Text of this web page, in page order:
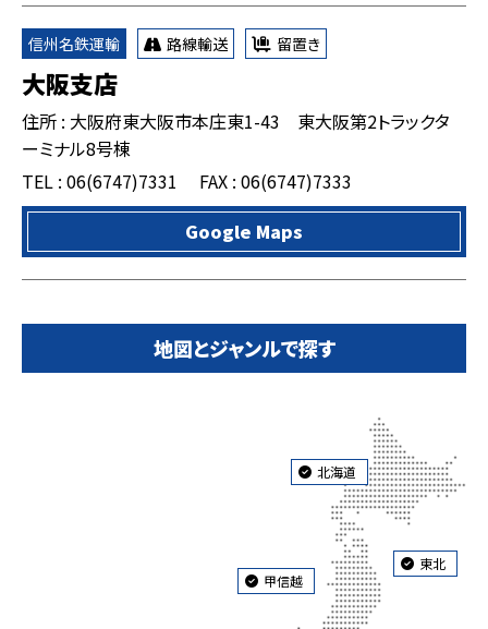
信州名鉄運輸 路線輸送 留置き
大阪支店
住所 : 大阪府東大阪市本庄東1-43 東大阪第2トラックタ
ーミナル8号棟
TEL : 06(6747)7331
FAX : 06(6747)7333
Google Maps
地図とジャンルで探す
北海道
東北
甲信越